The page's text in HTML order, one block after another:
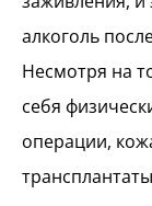
алкоголь
Несмотря на
себя
операции,